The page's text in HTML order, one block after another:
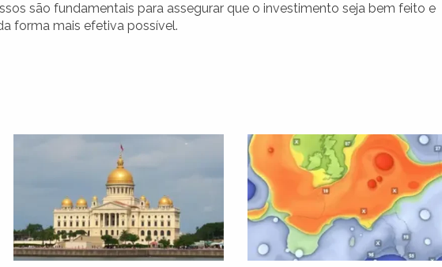
são fundamentais para assegurar que o investimento seja bem feito e
forma mais efetiva possível.